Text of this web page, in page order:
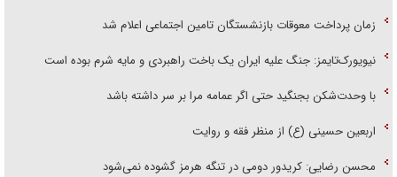
زمان پرداخت معوقات بازنشستگان تامین اجتماعی اعلام شد
نیویورک‌تایمز: جنگ علیه ایران یک باخت راهبردی و مایه شرم بوده است
با وحدت‌شکن بجنگید حتی اگر عمامه مرا بر سر داشته باشد
اربعین حسینی (ع) از منظر فقه و روایت
محسن رضایی: کریدور دومی در تنگه هرمز گشوده نمی‌شود